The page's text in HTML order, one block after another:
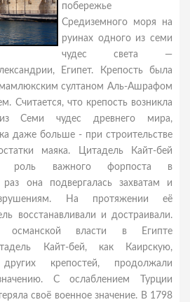
побережье
Средиземного моря на
руинах одного из семи
чудес света —
Египет. Крепость была
султаном Аль-Ашрафом
Считается, что крепость возникла
Семи чудес древнего мира,
даже больше - при строительстве
маяка. Цитадель Кайт-бей
роль важного форпоста в
она подвергалась захватам и
На протяжении её
восстанавливали и достраивали.
османской власти в Египте
Кайт-бей, как Каирскую,
крепостей, продолжали
С ослаблением Турции
своё военное значение. В 1798